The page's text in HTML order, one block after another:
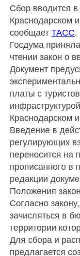
Сбор вводится
Краснодарском
сообщаетТАСС.
Госдума
чтении закон о
Документ
платы с
Краснодарском
Введение в
регулирующих
переносится на
прописанного в
редакции
Положения
Согласно
зачисляться в
территории
Для сбора и
предлагается